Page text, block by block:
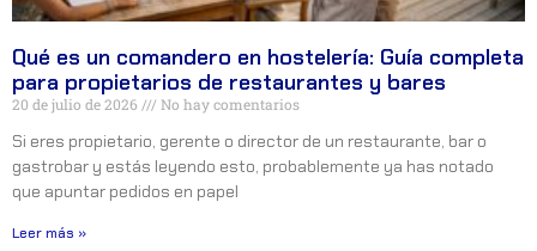
Qué es un comandero en hostelería: Guía completa
para propietarios de restaurantes y bares
20 de julio de 2026 No hay comentarios
Si eres propietario, gerente o director de un restaurante, bar o
gastrobar y estás leyendo esto, probablemente ya has notado
que apuntar pedidos en papel
Leer más »